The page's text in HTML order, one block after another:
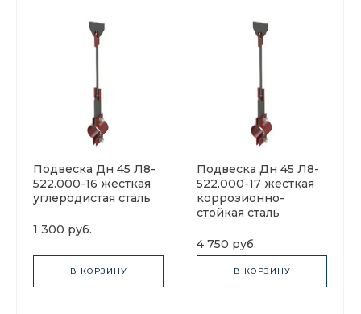
Подвеска Дн 45 Л8-
522.000-16 жесткая
углеродистая сталь
1 300 руб.
В КОРЗИНУ
Подвеска Дн 45 Л8-
522.000-17 жесткая
коррозионно-
стойкая сталь
4 750 руб.
В КОРЗИНУ